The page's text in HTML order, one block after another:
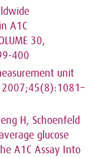
A1C
30,
400
unit
2007;45(8):1081–
H, Schoenfeld
glucose
A1C Assay Into